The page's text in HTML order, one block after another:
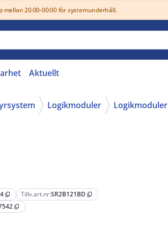
mellan 20:00-00:00 för systemunderhåll.
Aktuellt
Logikmoduler Logikmoduler
content_copy Tillv.art.nr:SR2B121BD content_copy
content_copy